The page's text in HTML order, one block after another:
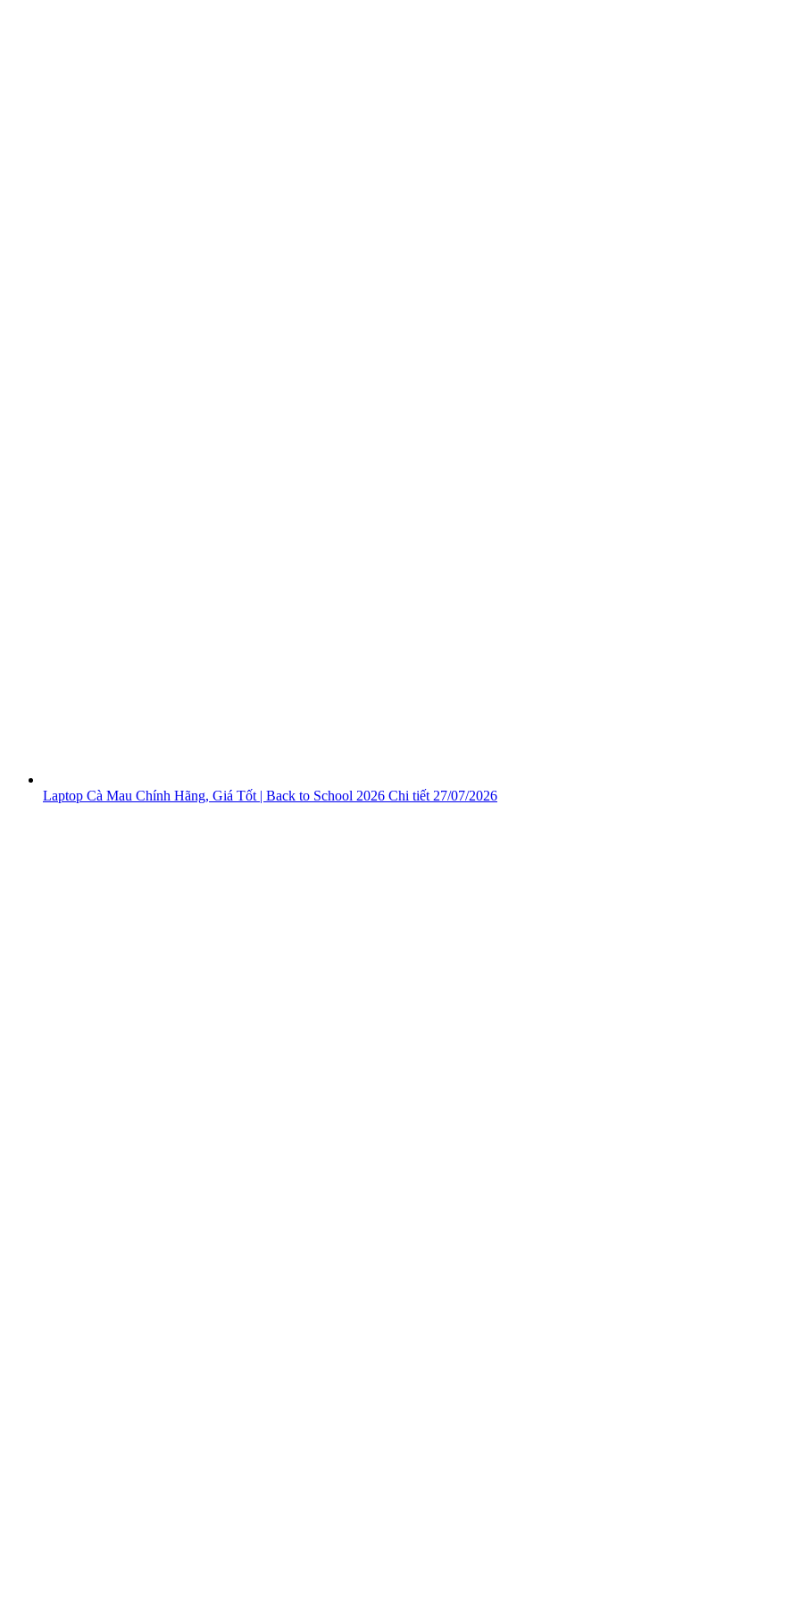
Laptop Cà Mau Chính Hãng, Giá Tốt | Back to School 2026 Chi tiết 27/07/2026